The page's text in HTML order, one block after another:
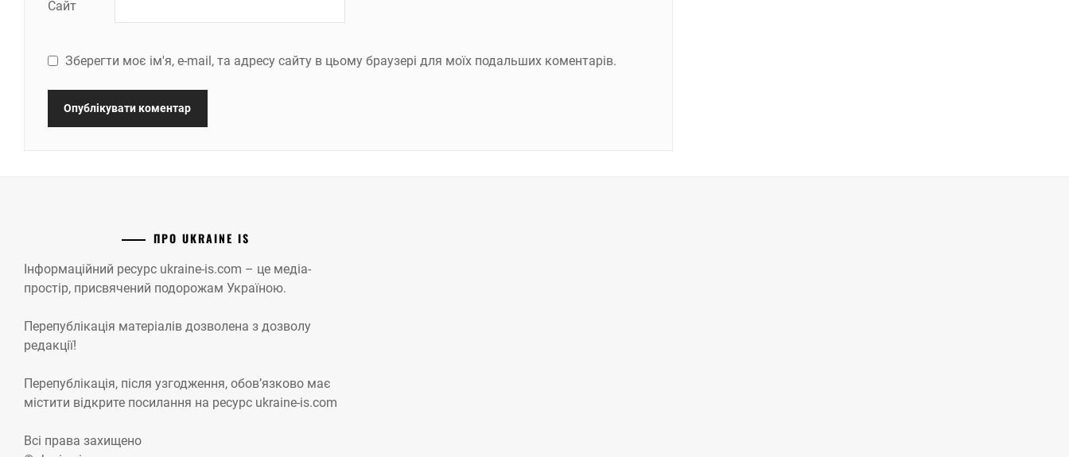
Сайт
Зберегти моє ім'я, e-mail, та адресу сайту в цьому браузері для моїх подальших коментарів.
ПРО UKRAINE IS
Інформаційний ресурс ukraine-is.com – це медіа-
простір, присвячений подорожам Україною.
Перепублікація матеріалів дозволена з дозволу
редакції!
Перепублікація, після узгодження, обов’язково має
містити відкрите посилання на ресурс ukraine-is.com
Всі права захищено